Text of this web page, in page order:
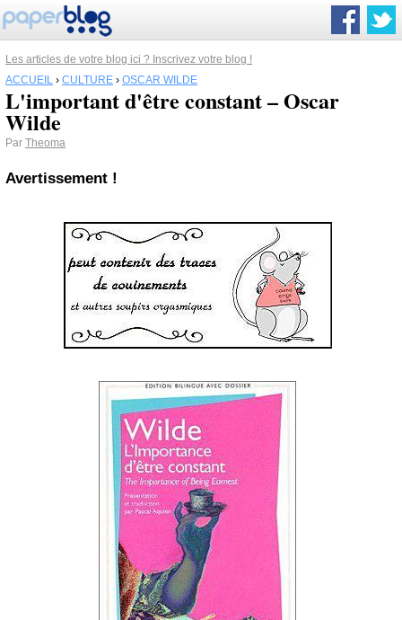
Les articles de votre blog ici ? Inscrivez votre blog !
ACCUEIL › CULTURE › OSCAR WILDE
L'important d'être constant – Oscar
Wilde
Par Theoma
Avertissement !